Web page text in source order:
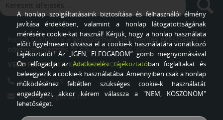
Fontos számodra aVegyszermaradék-mentes egészséges
növénytermesztés és növényvédelem, akkor
VEDD FEL VELEM A KAPCSOLATOT
+36 - 20 / 519 - 2745
info@siposgazda.hu
A honlap szolgáltatásaink biztosítása és felhasználói élmény
javítása érdekében, valamint a honlap látogatottságának
mérésére cookie-kat használ! Kérjük, hogy a honlap használata
előtt figyelmesen olvassa el a cookie-k használatára vonatkozó
tájékoztatót! Az „IGEN, ELFOGADOM” gomb megnyomásával
Ön elfogadja azAdatkezelési tájékoztatóban foglaltakat és
beleegyezik a cookie-k használatába. Amennyiben csak a honlap
működéséhez feltétlen szükséges cookie-k használatát
engedélyezi, akkor kérem válassza a "NEM, KÖSZÖNÖM"
lehetőséget.